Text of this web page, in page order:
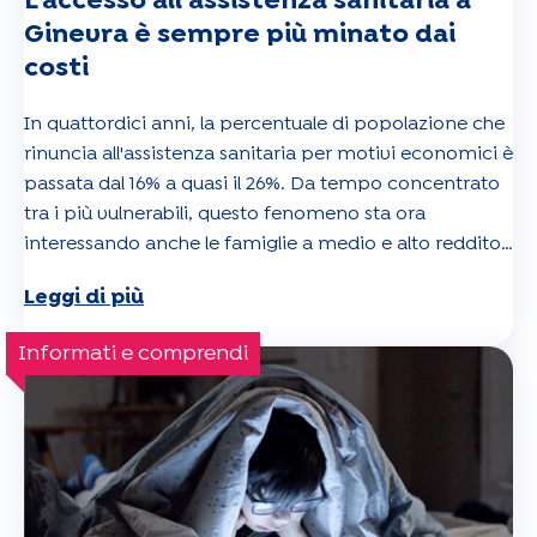
Ginevra è sempre più minato dai
costi
In quattordici anni, la percentuale di popolazione che
rinuncia all'assistenza sanitaria per motivi economici è
passata dal 16% a quasi il 26%. Da tempo concentrato
tra i più vulnerabili, questo fenomeno sta ora
interessando anche le famiglie a medio e alto reddito.
legato al continuo aumento dei premi delle
assicurazioni sanitarie, con conseguenze importanti
per la salute pubblica.
Scoprite tutti i risultati nel nostro articolo.
Leggi di più
Informati e comprendi